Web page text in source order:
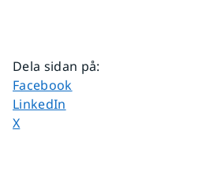
Dela sidan på:
Dela sidan på
Facebook
Dela sidan på
LinkedIn
Dela sidan på
X